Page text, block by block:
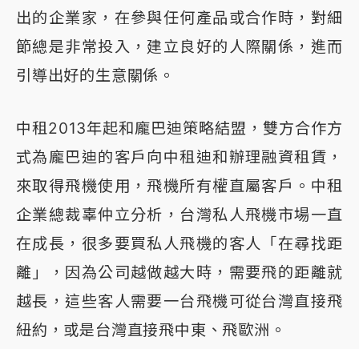
出的企業家，在參與任何產品或合作時，對細
節總是非常投入，建立良好的人際關係，進而
引導出好的生意關係。
中租2013年起和龐巴迪策略結盟，雙方合作方
式為龐巴迪的客戶向中租迪和辦理融資租賃，
來取得飛機使用，飛機所有權直屬客戶。中租
企業總裁辜仲立分析，台灣私人飛機市場一直
在成長，很多要買私人飛機的客人「在尋找距
離」，因為公司越做越大時，需要飛的距離就
越長，這些客人需要一台飛機可從台灣直接飛
紐約，或是台灣直接飛中東、飛歐洲。